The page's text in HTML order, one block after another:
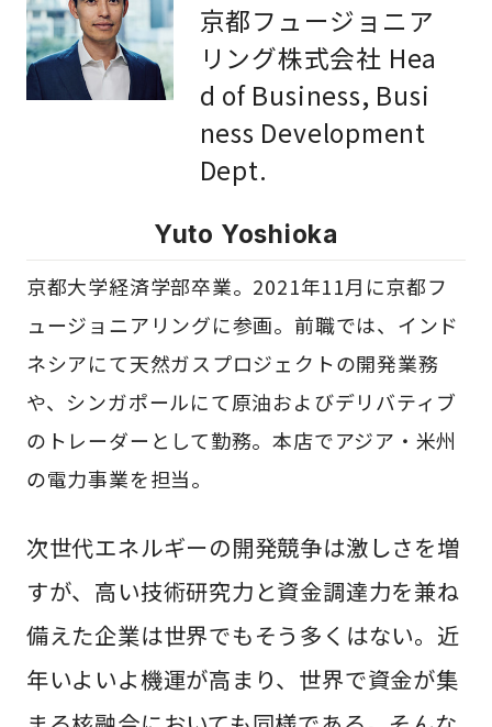
京都フュージョニア
リング株式会社 Hea
d of Business, Busi
ness Development
Dept.
Yuto Yoshioka
京都大学経済学部卒業。2021年11月に京都フ
ュージョニアリングに参画。前職では、インド
ネシアにて天然ガスプロジェクトの開発業務
や、シンガポールにて原油およびデリバティブ
のトレーダーとして勤務。本店でアジア・米州
の電力事業を担当。
次世代エネルギーの開発競争は激しさを増
すが、高い技術研究力と資金調達力を兼ね
備えた企業は世界でもそう多くはない。近
年いよいよ機運が高まり、世界で資金が集